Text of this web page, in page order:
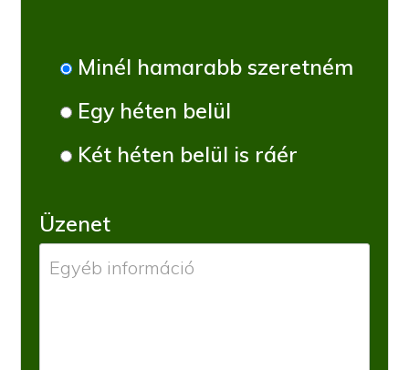
Minél hamarabb szeretném
Egy héten belül
Két héten belül is ráér
Üzenet